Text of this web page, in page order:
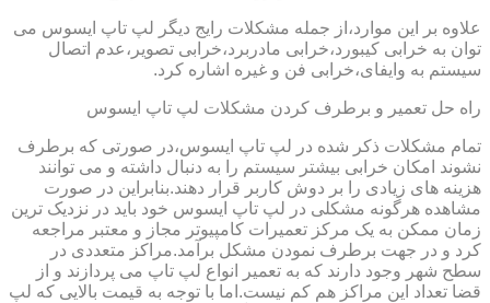
علاوه بر این موارد،از جمله مشکلات رایج دیگر لپ تاپ ایسوس می
توان به خرابی کیبورد،خرابی مادربرد،خرابی تصویر،عدم اتصال
سیستم به وایفای،خرابی فن و غیره اشاره کرد.
راه حل تعمیر و برطرف کردن مشکلات لپ تاپ ایسوس
تمام مشکلات ذکر شده در لپ تاپ ایسوس،در صورتی که برطرف
نشوند امکان خرابی بیشتر سیستم را به دنبال داشته و می توانند
هزینه های زیادی را بر دوش کاربر قرار دهند.بنابراین در صورت
مشاهده هرگونه مشکلی در لپ تاپ ایسوس خود باید در نزدیک ترین
زمان ممکن به یک مرکز تعمیرات کامپیوتر مجاز و معتبر مراجعه
کرد و در جهت برطرف نمودن مشکل برآمد.مراکز متعددی در
سطح شهر وجود دارند که به تعمیر انواع لپ تاپ می پردازند و از
قضا تعداد این مراکز هم کم نیست.اما با توجه به قیمت بالایی که لپ